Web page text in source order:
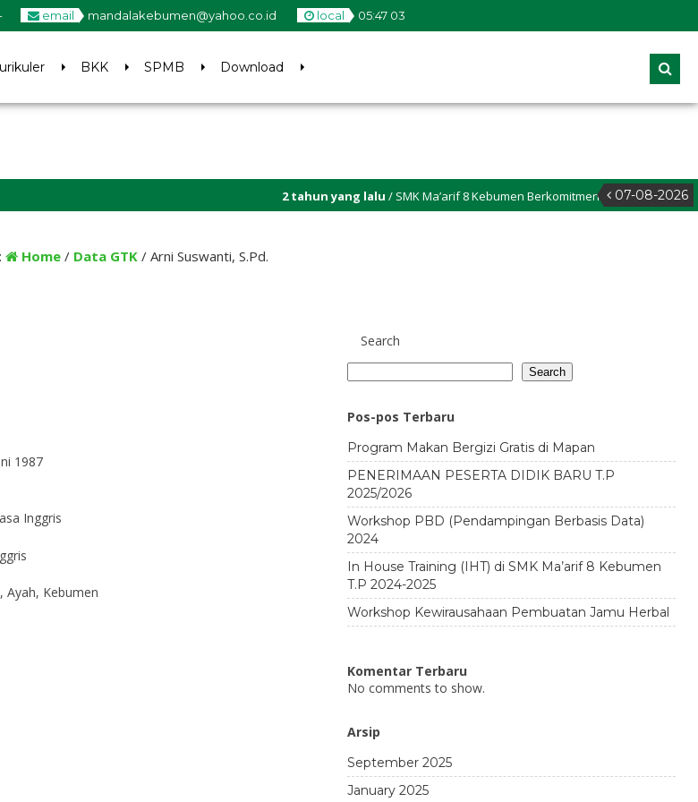
email mandalakebumen@yahoo.co.id local 05:47 03
BKK SPMB Download
07-08-2026
2 tahun yang lalu / SMK Ma’arif 8 Kebumen Berkomitmen untuk memastikan
Home / Data GTK / Arni Suswanti, S.Pd.
1987
Inggris
Ayah, Kebumen
Search
Search
Pos-pos Terbaru
Program Makan Bergizi Gratis di Mapan
PENERIMAAN PESERTA DIDIK BARU T.P
2025/2026
Workshop PBD (Pendampingan Berbasis Data)
2024
In House Training (IHT) di SMK Ma’arif 8 Kebumen
T.P 2024-2025
Workshop Kewirausahaan Pembuatan Jamu Herbal
Komentar Terbaru
No comments to show.
Arsip
September 2025
January 2025